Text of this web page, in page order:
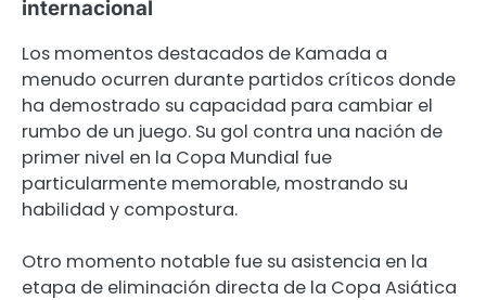
internacional
Los momentos destacados de Kamada a
menudo ocurren durante partidos críticos donde
ha demostrado su capacidad para cambiar el
rumbo de un juego. Su gol contra una nación de
primer nivel en la Copa Mundial fue
particularmente memorable, mostrando su
habilidad y compostura.
Otro momento notable fue su asistencia en la
etapa de eliminación directa de la Copa Asiática